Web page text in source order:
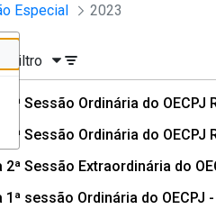
-
Especial 2023
Filtro
3ª Sessão Ordinária do OECPJ
2ª Sessão Ordinária do
2ª Sessão Extraordinária do
1ª sessão Ordinária do OECPJ